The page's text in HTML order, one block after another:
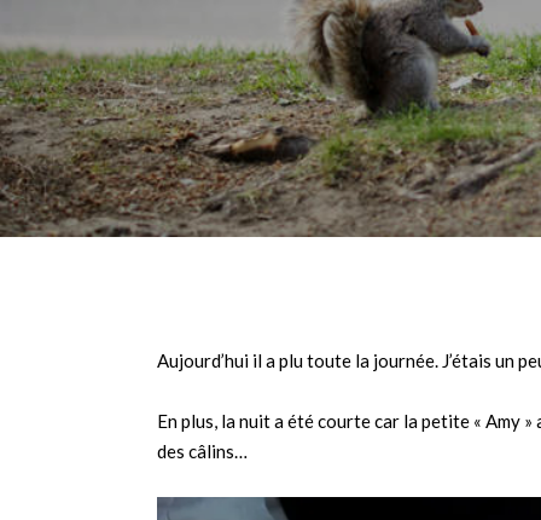
Aujourd’hui il a plu toute la journée. J’étais un
En plus, la nuit a été courte car la petite « Amy
des câlins…